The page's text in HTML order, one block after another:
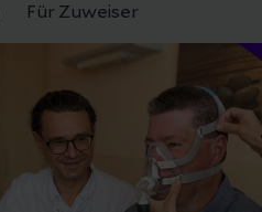
Für Zuweiser